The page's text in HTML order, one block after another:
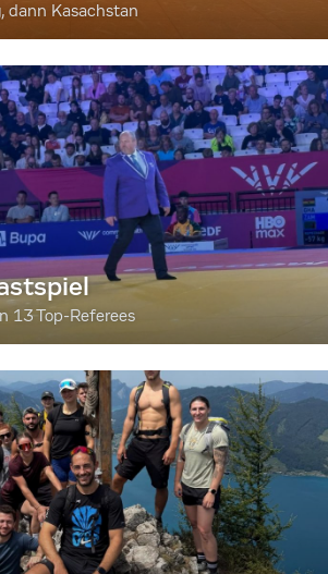
dann Kasachstan
13 Top-Referees